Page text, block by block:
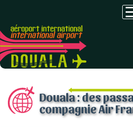
Douala : des
compagnie Air